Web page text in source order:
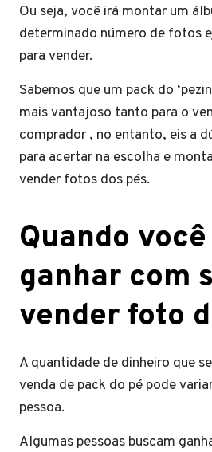
Ou seja, você irá montar um
determinado número de fotos
para vender.
Sabemos que um pack do
mais vantajoso tanto para o
comprador , no entanto, eis a
para acertar na escolha e
vender fotos dos pés.
Quando
ganhar com
vender foto
A quantidade de dinheiro que
venda de pack do pé pode
pessoa.
Algumas pessoas buscam